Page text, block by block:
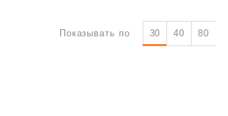
Показывать по 30 40 80